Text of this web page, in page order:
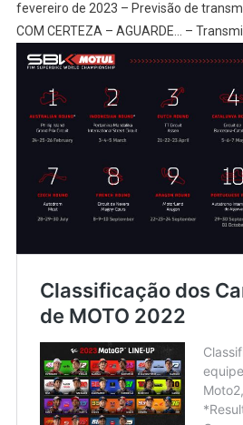
fevereiro de 2023 – Previsão de
COM CERTEZA – AGUARDE… –